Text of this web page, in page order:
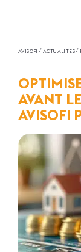
AVISOFI / ACTUALITÉS /
AVANT
AVISOFI